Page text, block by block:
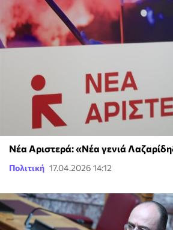
Νέα Αριστερά: «Νέα γενιά
Πολιτική 17.04.2026 14:12